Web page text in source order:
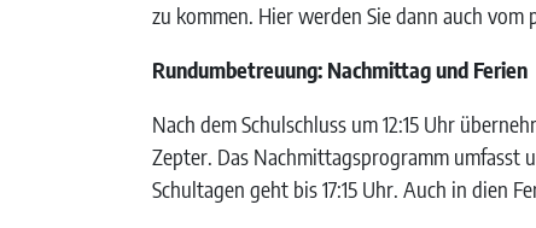
zu kommen. Hier werden Sie dann auch
Rundumbetreuung: Nachmittag und Ferien
Nach dem Schulschluss um 12:15 Uhr
Zepter. Das Nachmittagsprogramm umfasst
Schultagen geht bis 17:15 Uhr. Auch in dien